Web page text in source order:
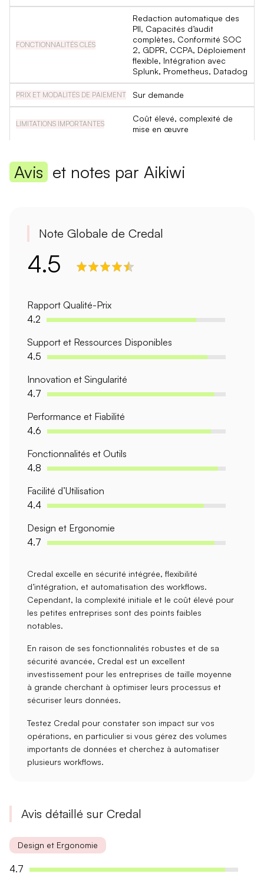
Redaction automatique des
PII, Capacités d’audit
complètes, Conformité SOC
2, GDPR, CCPA, Déploiement
flexible, Intégration avec
Splunk, Prometheus, Datadog
Sur demande
Coût élevé, complexité de
mise en œuvre
Avis et notes par Aikiwi
Note Globale de Credal
4.5
Rapport Qualité-Prix
4.2
Support et Ressources Disponibles
4.5
Innovation et Singularité
4.7
Performance et Fiabilité
4.6
Fonctionnalités et Outils
4.8
Facilité d’Utilisation
4.4
Design et Ergonomie
4.7
Credal excelle en sécurité intégrée,flexibilité
d’intégration, et automatisation des workflows.
Cependant, la complexité initiale et le coût élevé pour
les petites entreprises sont des points faibles
notables.
En raison de sesfonctionnalités robustes et de sa
sécurité avancée, Credal est un excellent
investissement pour les entreprises de taille moyenne
à grande cherchant à optimiser leurs processus et
sécuriser leurs données.
Testez Credal pour constater son impact sur vos
opérations, en particulier si vous gérez des volumes
importants de données et cherchez à automatiser
plusieurs workflows.
Avis détaillé sur Credal
Design et Ergonomie
4.7